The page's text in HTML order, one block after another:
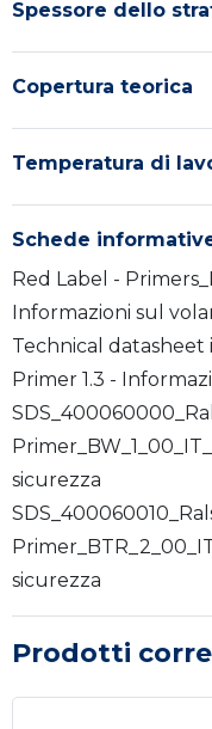
Spessore dello
Copertura teorica
Temperatura di
Schede
Red Label -
Informazioni sul
Technical datasheet
Primer 1.3 -
sicurezza
sicurezza
Prodotti